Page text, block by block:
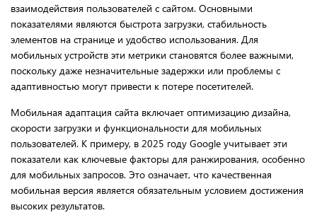
взаимодействия пользователей с сайтом. Основными
показателями являются быстрота загрузки, стабильность
элементов на странице и удобство использования. Для
мобильных устройств эти метрики становятся более важными,
поскольку даже незначительные задержки или проблемы с
адаптивностью могут привести к потере посетителей.
Мобильная адаптация сайта включает оптимизацию дизайна,
скорости загрузки и функциональности для мобильных
пользователей. К примеру, в 2025 году Google учитывает эти
показатели как ключевые факторы для ранжирования, особенно
для мобильных запросов. Это означает, что качественная
мобильная версия является обязательным условием достижения
высоких результатов.